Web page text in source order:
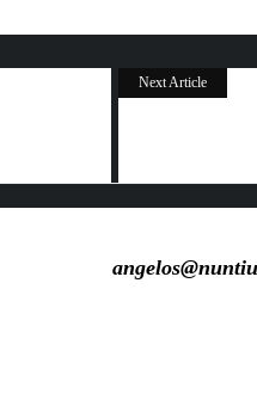
Next Article